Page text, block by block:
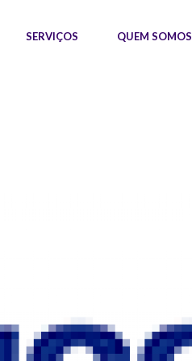
SERVIÇOS QUEM SOMOS